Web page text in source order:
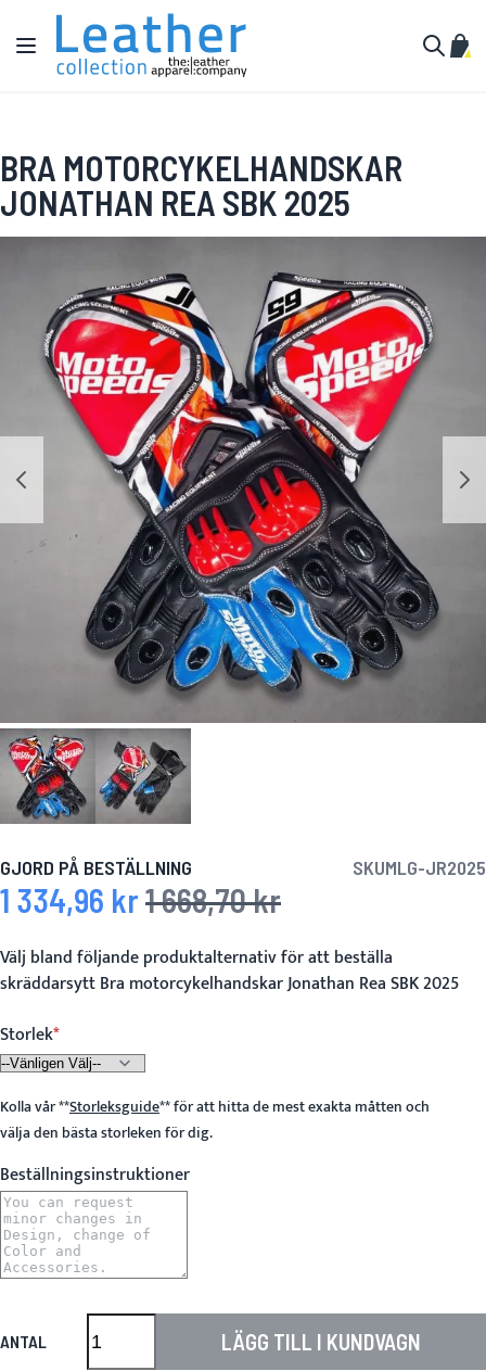
Hoppa till innehållet
Växla Nav
Min
BRA MOTORCYKELHANDSKAR
JONATHAN REA SBK 2025
GJORD PÅ BESTÄLLNING SKUMLG-JR2025
Specialpris
1 334,96 kr Ordinarie pris
1 668,70 kr
Välj bland följande produktalternativ för att beställa
skräddarsytt Bra motorcykelhandskar Jonathan Rea SBK 2025
Storlek
Kolla vår**Storleksguide**för att hitta de mest exakta måtten och
välja den bästa storleken för dig.
Beställningsinstruktioner
ANTAL LÄGG TILL I KUNDVAGN